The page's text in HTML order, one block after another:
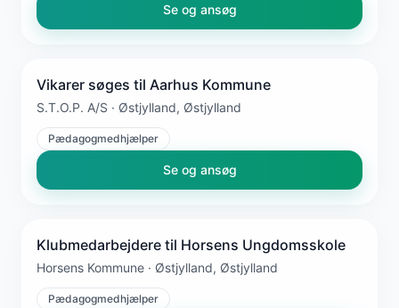
Se og ansøg
Vikarer søges til Aarhus Kommune
S.T.O.P. A/S · Østjylland, Østjylland
Pædagogmedhjælper
Se og ansøg
Klubmedarbejdere til Horsens Ungdomsskole
Horsens Kommune · Østjylland, Østjylland
Pædagogmedhjælper